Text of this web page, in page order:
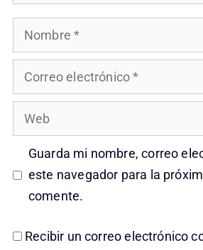
Nombre
Correo
electrónico
Web
Guarda mi nombre, correo
este navegador para la
comente.
Recibir un correo electrónico